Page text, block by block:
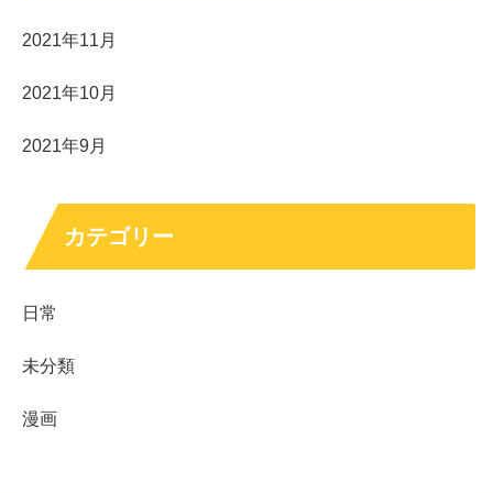
2021年11月
2021年10月
2021年9月
カテゴリー
日常
未分類
漫画